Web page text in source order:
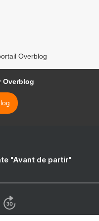
Overblog
Overblog
"Avant de partir"